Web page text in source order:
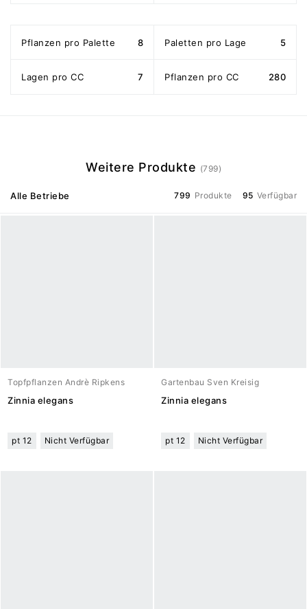
Pflanzen pro Palette 8 Paletten pro Lage 5
Lagen pro CC 7 Pflanzen pro CC 280
Weitere Produkte (799)
Alle Betriebe 799 Produkte 95 Verfügbar
Topfpflanzen Andrè Ripkens
Zinnia elegans
pt 12 Nicht Verfügbar
Gartenbau Sven Kreisig
Zinnia elegans
pt 12 Nicht Verfügbar